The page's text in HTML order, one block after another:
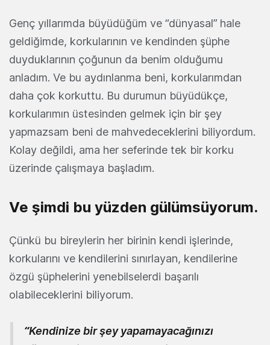
Genç yıllarımda büyüdüğüm ve “dünyasal” hale
geldiğimde, korkularının ve kendinden şüphe
duyduklarının çoğunun da benim olduğumu
anladım. Ve bu aydınlanma beni, korkularımdan
daha çok korkuttu. Bu durumun büyüdükçe,
korkularımın üstesinden gelmek için bir şey
yapmazsam beni de mahvedeceklerini biliyordum.
Kolay değildi, ama her seferinde tek bir korku
üzerinde çalışmaya başladım.
Ve şimdi bu yüzden gülümsüyorum.
Çünkü bu bireylerin her birinin kendi işlerinde,
korkularını ve kendilerini sınırlayan, kendilerine
özgü şüphelerini yenebilselerdi başarılı
olabileceklerini biliyorum.
“Kendinize bir şey yapamayacağınızı